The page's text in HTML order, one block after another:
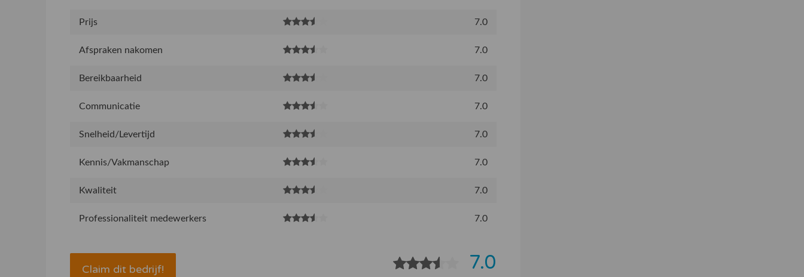
Prijs 7.0
Afspraken nakomen 7.0
Bereikbaarheid 7.0
Communicatie 7.0
Snelheid/Levertijd 7.0
Kennis/Vakmanschap 7.0
Kwaliteit 7.0
Professionaliteit medewerkers 7.0
Claim dit bedrijf! 7.0